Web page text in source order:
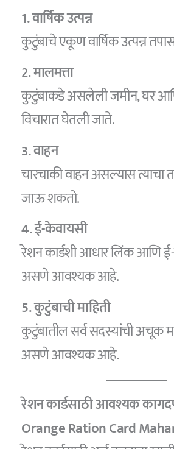
1. वार्षिक उत्पन्न
कुटुंबाचे एकूण वार्षिक उत्पन्न
2. मालमत्ता
कुटुंबाकडे असलेली जमीन, घर
विचारात घेतली जाते.
3. वाहन
चारचाकी वाहन असल्यास
जाऊ शकतो.
4. ई-केवायसी
रेशन कार्डशी आधार लिंक आणि
असणे आवश्यक आहे.
5. कुटुंबाची माहिती
कुटुंबातील सर्व सदस्यांची अचूक
असणे आवश्यक आहे.
रेशन कार्डसाठी आवश्यक
Orange Ration Card